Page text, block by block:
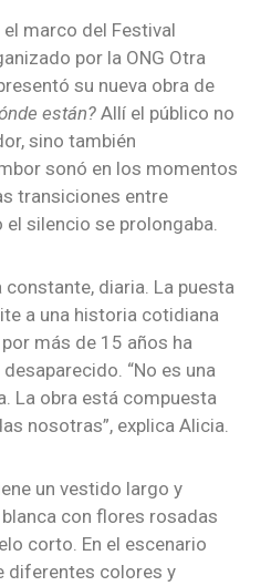
el marco del Festival
por la ONG Otra
su nueva obra de
están?Allí el público no
sino también
sonó en los momentos
transiciones entre
silencio se prolongaba.
constante, diaria. La puesta
a una historia cotidiana
más de 15 años ha
“No es una
La obra está compuesta
nosotras”, explica Alicia.
un vestido largo y
con flores rosadas
corto. En el escenario
diferentes colores y